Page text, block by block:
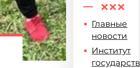
Главные
новости
Институт